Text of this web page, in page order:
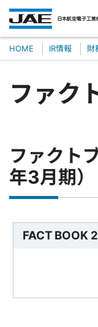
HOME IR情報 財
ファク
ファクト
年3月期）
FACT BOOK